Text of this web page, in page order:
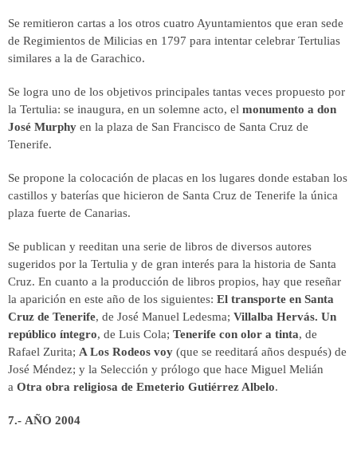
Se remitieron cartas a los otros cuatro Ayuntamientos que eran sede
de Regimientos de Milicias en 1797 para intentar celebrar Tertulias
similares a la de Garachico.
Se logra uno de los objetivos principales tantas veces propuesto por
la Tertulia: se inaugura, en un solemne acto, el monumento a don
José Murphy en la plaza de San Francisco de Santa Cruz de
Tenerife.
Se propone la colocación de placas en los lugares donde estaban los
castillos y baterías que hicieron de Santa Cruz de Tenerife la única
plaza fuerte de Canarias.
Se publican y reeditan una serie de libros de diversos autores
sugeridos por la Tertulia y de gran interés para la historia de Santa
Cruz. En cuanto a la producción de libros propios, hay que reseñar
la aparición en este año de los siguientes: El transporte en Santa
Cruz de Tenerife, de José Manuel Ledesma; Villalba Hervás. Un
repúblico íntegro, de Luis Cola; Tenerife con olor a tinta, de
Rafael Zurita; A Los Rodeos voy (que se reeditará años después) de
José Méndez; y la Selección y prólogo que hace Miguel Melián
a Otra obra religiosa de Emeterio Gutiérrez Albelo.
7.- AÑO 2004